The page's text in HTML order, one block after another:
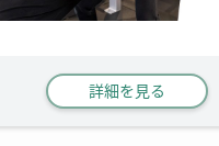
詳細を見る